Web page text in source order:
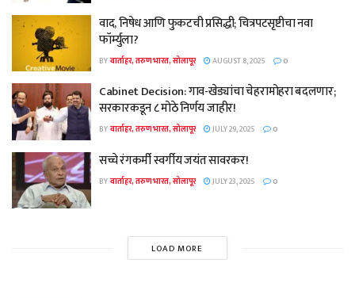
वाद, निषेध आणि फुकटची प्रसिद्धी; चित्रपटसृष्टीचा नवा
फॉर्म्युला?
BYवार्ताहर, तरुण भारत, सोलापूर AUGUST 8, 2025 0
Cabinet Decision: गाव-खेड्यांचा चेहरामोहरा बदलणार;
सरकारकडून ८ मोठे निर्णय जाहीर!
BYवार्ताहर, तरुण भारत, सोलापूर JULY 29, 2025 0
सच्चे रंगकर्मी स्वर्गीय जयंत सावरकर!
BYवार्ताहर, तरुण भारत, सोलापूर JULY 23, 2025 0
LOAD MORE